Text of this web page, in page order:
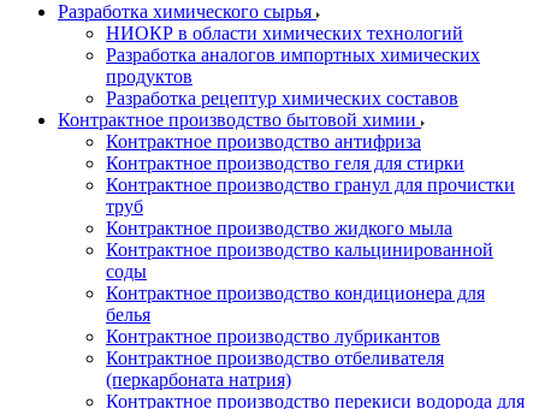
Разработка химического сырья
НИОКР в области химических технологий
Разработка аналогов импортных химических
продуктов
Разработка рецептур химических составов
Контрактное производство бытовой химии
Контрактное производство антифриза
Контрактное производство геля для стирки
Контрактное производство гранул для прочистки
труб
Контрактное производство жидкого мыла
Контрактное производство кальцинированной
соды
Контрактное производство кондиционера для
белья
Контрактное производство лубрикантов
Контрактное производство отбеливателя
(перкарбоната натрия)
Контрактное производство перекиси водорода для